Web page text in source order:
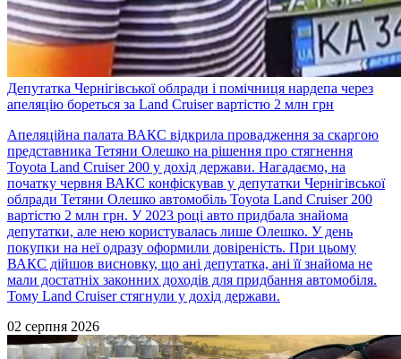
Депутатка Чернігівської облради і помічниця нардепа через
апеляцію бореться за Land Cruiser вартістю 2 млн грн
Апеляційна палата ВАКС відкрила провадження за скаргою
представника Тетяни Олешко на рішення про стягнення
Toyota Land Cruiser 200 у дохід держави. Нагадаємо, на
початку червня ВАКС конфіскував у депутатки Чернігівської
облради Тетяни Олешко автомобіль Toyota Land Cruiser 200
вартістю 2 млн грн. У 2023 році авто придбала знайома
депутатки, але нею користувалась лише Олешко. У день
покупки на неї одразу оформили довіреність. При цьому
ВАКС дійшов висновку, що ані депутатка, ані її знайома не
мали достатніх законних доходів для придбання автомобіля.
Тому Land Cruiser стягнули у дохід держави.
02 серпня 2026